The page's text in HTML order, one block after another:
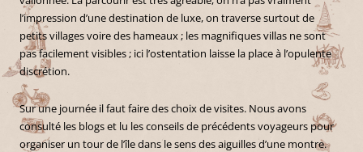
l’impression d’une destination de luxe, on traverse surtout de
petits villages voire des hameaux ; les magnifiques villas ne sont
pas facilement visibles ; ici l’ostentation laisse la place à l’opulente
discrétion.
Sur une journée il faut faire des choix de visites. Nous avons
consulté les blogs et lu les conseils de précédents voyageurs pour
organiser un tour de l’île dans le sens des aiguilles d’une montre.